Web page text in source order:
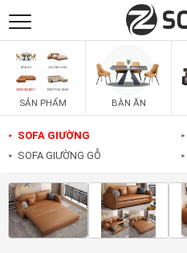
SẢN PHẨM
SOFAS
PHÒNG ĂN
PHÒNG NGỦ
SẢN PHẨM BÀN ĂN
► SOFA GIƯỜNG
► SOFA GIƯỜNG GỖ
►
►